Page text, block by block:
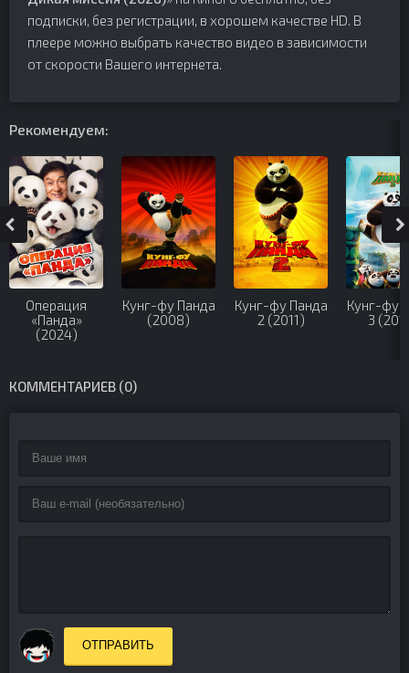
подписки, без регистрации, в хорошем качестве HD. В
плеере можно выбрать качество видео в зависимости
от скорости Вашего интернета.
Рекомендуем:
Операция
«Панда»
(2024)
Кунг-фу Панда
(2008)
Кунг-фу Панда
2 (2011)
Кунг-фу
3
КОММЕНТАРИЕВ (0)
ОТПРАВИТЬ